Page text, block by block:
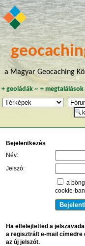
a Magyar Geocaching
+ geoládák~ +megtalálások
Bejelentkezés
Név:
Jelszó:
a
cookie-ban
Ha elfelejtetted a
a regisztrált e-mail
az új jelszót.